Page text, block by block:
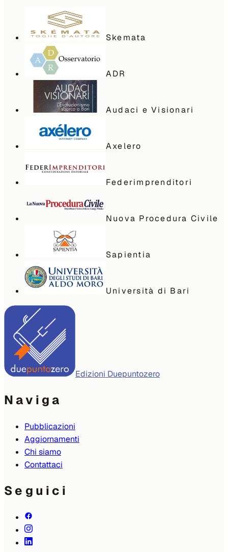
Skemata
ADR
Audaci e Visionari
Axelero
Federimprenditori
Nuova Procedura Civile
Sapientia
Università di Bari
Edizioni Duepuntozero
Naviga
Pubblicazioni
Aggiornamenti
Chi siamo
Contattaci
Seguici